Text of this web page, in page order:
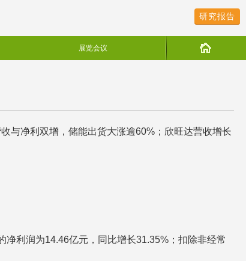
研究报告
展览会议
与净利双增，储能出货大涨逾60%；欣旺达营收增长
利润为14.46亿元，同比增长31.35%；扣除非经常